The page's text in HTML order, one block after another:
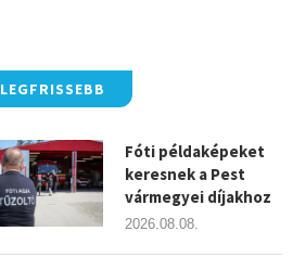
LEGFRISSEBB
Fóti példaképeket
keresnek a Pest
vármegyei díjakhoz
2026.08.08.